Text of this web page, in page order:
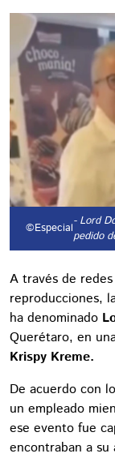
©Especial- Lord
pedido
A través de
reproducciones,
ha denominado
Querétaro, en
Krispy Kreme.
De acuerdo con
un empleado
ese evento fue
encontraban a